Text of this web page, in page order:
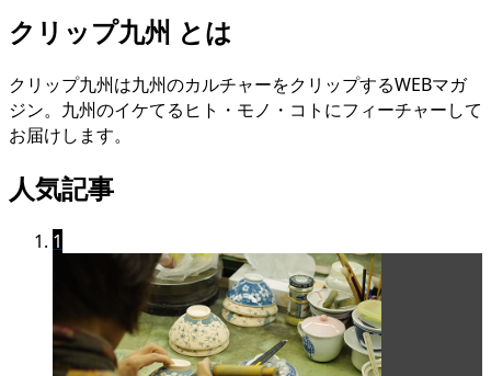
クリップ九州 とは
クリップ九州は九州のカルチャーをクリップするWEBマガ
ジン。九州のイケてるヒト・モノ・コトにフィーチャーして
お届けします。
人気記事
1